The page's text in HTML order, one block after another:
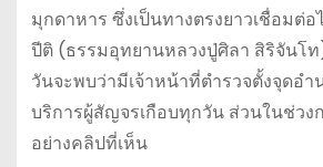
มุกดาหาร ซึ่งเป็นทางตรงยาวเชื่อมต่
ปีติ (ธรรมอุทยานหลวงปู่ศิลา สิริจันโ
วันจะพบว่ามีเจ้าหน้าที่ตำรวจตั้งจุดอ
บริการผู้สัญจรเกือบทุกวัน ส่วนในช่วง
อย่างคลิปที่เห็น